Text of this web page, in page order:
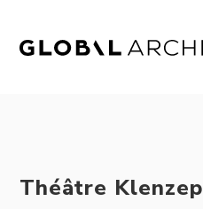
content
Théâtre